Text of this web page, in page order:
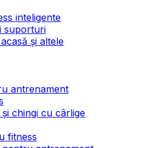
inteligente
suporturi
și altele
antrenament
chingi cu cârlige
fitness